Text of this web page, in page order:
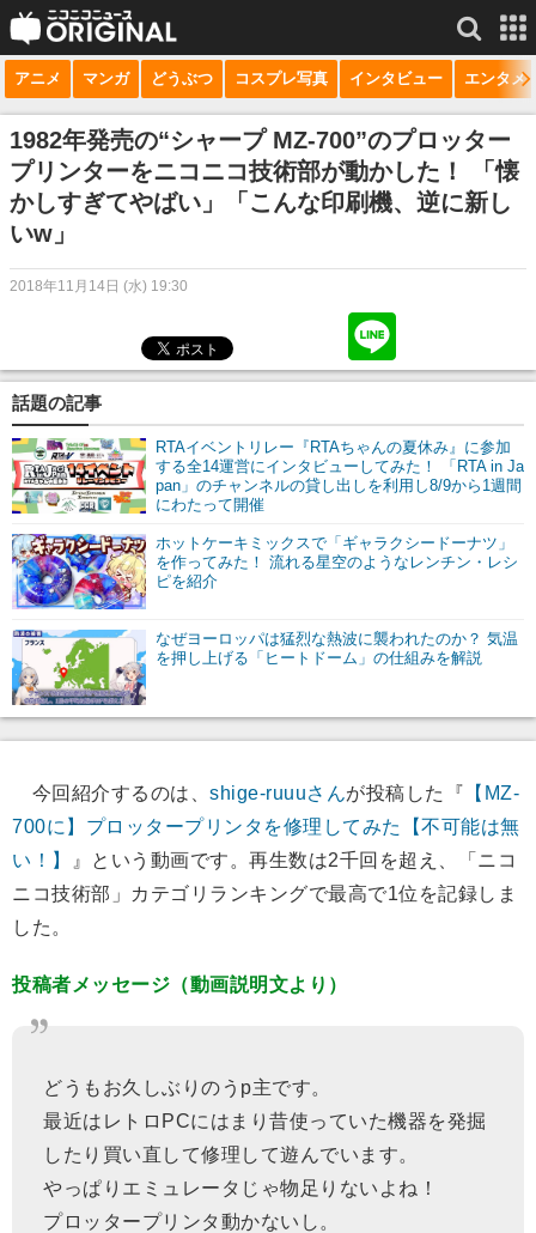
サービス一覧 もっと見る
動画
生放送
ニュース
マンガ
ニコニコQ
アニメ マンガ どうぶつ コスプレ写真 インタビュー エンタメ
1982年発売の“シャープ MZ-700”のプロッター
プリンターをニコニコ技術部が動かした！ 「懐
かしすぎてやばい」「こんな印刷機、逆に新し
いw」
2018年11月14日 (水) 19:30
話題の記事
RTAイベントリレー『RTAちゃんの夏休み』に参加
する全14運営にインタビューしてみた！ 「RTA in Ja
pan」のチャンネルの貸し出しを利用し8/9から1週間
にわたって開催
ホットケーキミックスで「ギャラクシードーナツ」
を作ってみた！ 流れる星空のようなレンチン・レシ
ピを紹介
なぜヨーロッパは猛烈な熱波に襲われたのか？ 気温
を押し上げる「ヒートドーム」の仕組みを解説
今回紹介するのは、 shige-ruuuさんが投稿した『 【MZ-
700に】プロッタープリンタを修理してみた【不可能は無
い！】
』という動画です。再生数は2千回を超え、「ニコ
ニコ技術部」カテゴリランキングで最高で1位を記録しま
した。
投稿者メッセージ（動画説明文より）
どうもお久しぶりのうp主です。
最近はレトロPCにはまり昔使っていた機器を発掘
したり買い直して修理して遊んでいます。
やっぱりエミュレータじゃ物足りないよね！
プロッタープリンタ動かないし。